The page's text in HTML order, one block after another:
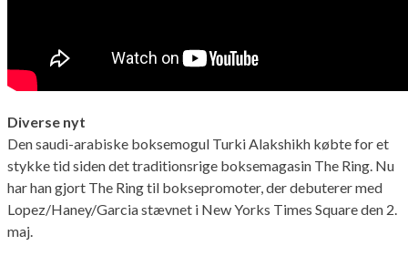
Diverse nyt
Den saudi-arabiske boksemogul Turki Alakshikh købte for et
stykke tid siden det traditionsrige boksemagasin The Ring. Nu
har han gjort The Ring til boksepromoter, der debuterer med
Lopez/Haney/Garcia stævnet i New Yorks Times Square den 2.
maj.